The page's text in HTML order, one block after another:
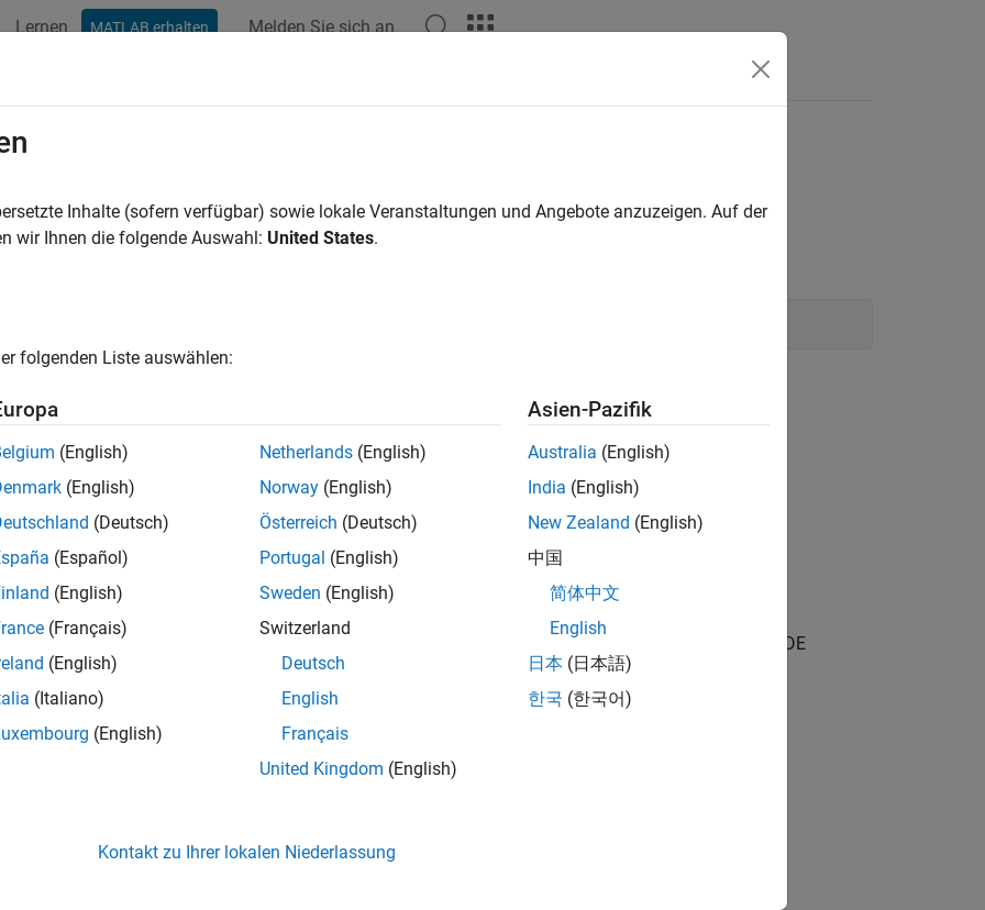
Lernen MATLAB erhalten Melden Sie sich an
dimensions mode of the input port indexed by pIdx
that represents an block.
value indicating the current dimensions mode. Possible values are INHERIT_DIMS_MODE
and VARIABLE_DIMS_MODE
Inhalte (sofern verfügbar) sowie lokale Veranstaltungen und Angebote anzuzeigen. Auf der
wir Ihnen die folgende Auswahl: United States.
folgenden Liste auswählen:
(English)
(English)
(Deutsch)
(Español)
(English)
(Français)
(English)
(Italiano)
(English)
Netherlands (English)
Norway (English)
Österreich (Deutsch)
Portugal (English)
Sweden (English)
Switzerland
Deutsch
English
Français
United Kingdom (English)
Asien-Pazifik
Australia (English)
India (English)
New Zealand (English)
中国
简体中文
English
日本 (日本語)
한국 (한국어)
Kontakt zu Ihrer lokalen Niederlassung